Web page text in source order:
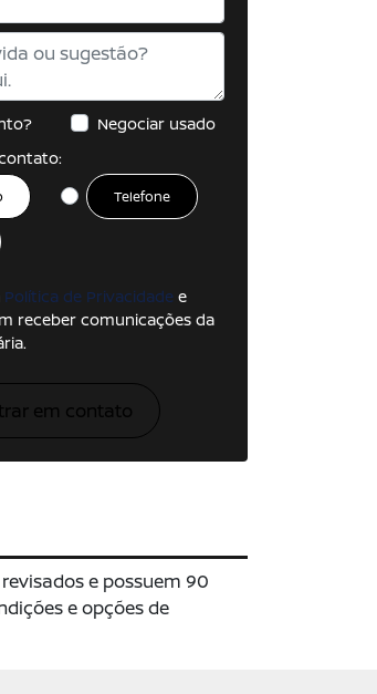
Negociar usado
Telefone
Política de Privacidade e
receber comunicações da
em contato
e possuem 90
e opções de